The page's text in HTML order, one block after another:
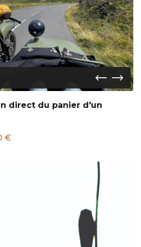
direct du panier d'un
€